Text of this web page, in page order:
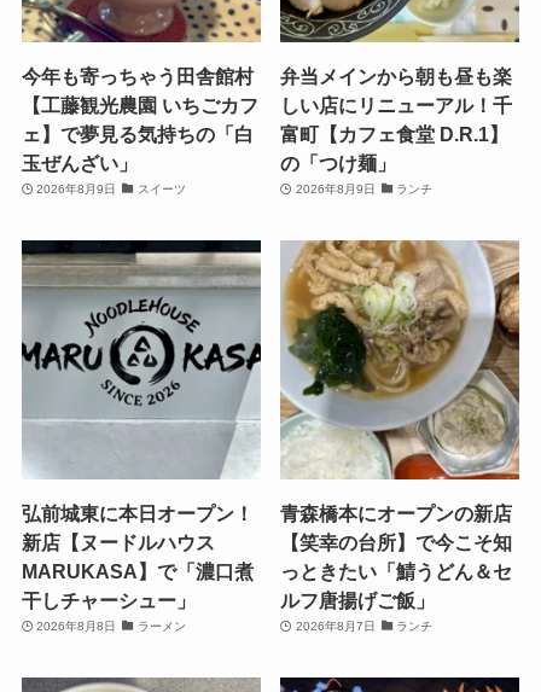
今年も寄っちゃう田舎館村
【工藤観光農園 いちごカフ
ェ】で夢見る気持ちの「白
玉ぜんざい」
2026年8月9日 スイーツ
弁当メインから朝も昼も楽
しい店にリニューアル！千
富町【カフェ食堂 D.R.1】
の「つけ麺」
2026年8月9日 ランチ
弘前城東に本日オープン！
新店【ヌードルハウス
MARUKASA】で「濃口煮
干しチャーシュー」
2026年8月8日 ラーメン
青森橋本にオープンの新店
【笑幸の台所】で今こそ知
っときたい「鯖うどん＆セ
ルフ唐揚げご飯」
2026年8月7日 ランチ